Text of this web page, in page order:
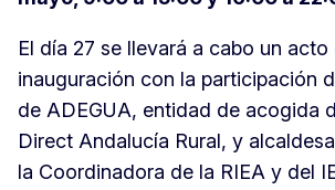
El día 27 se llevará a cabo un acto
inauguración con la participación
de ADEGUA, entidad de acogida
Direct Andalucía Rural, y
la Coordinadora de la RIEA y del